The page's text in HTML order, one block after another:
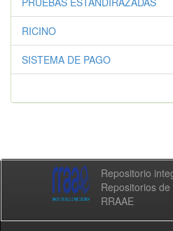
RICINO
SISTEMA DE PAGO
Repositorio
Repositorios
RRAAE